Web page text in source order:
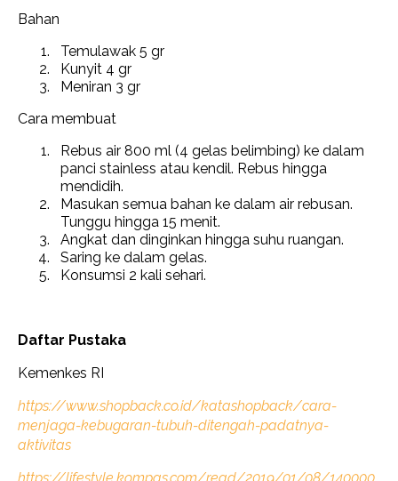
Bahan
Temulawak 5 gr
Kunyit 4 gr
Meniran 3 gr
Cara membuat
Rebus air 800 ml (4 gelas belimbing) ke dalam
panci stainless atau kendil. Rebus hingga
mendidih.
Masukan semua bahan ke dalam air rebusan.
Tunggu hingga 15 menit.
Angkat dan dinginkan hingga suhu ruangan.
Saring ke dalam gelas.
Konsumsi 2 kali sehari.
Daftar Pustaka
Kemenkes RI
https://www.shopback.co.id/katashopback/cara-
menjaga-kebugaran-tubuh-ditengah-padatnya-
aktivitas
https://lifestyle.kompas.com/read/2019/01/08/140000